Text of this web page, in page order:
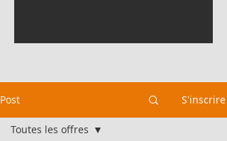
Post S'inscrire
Toutes les offres